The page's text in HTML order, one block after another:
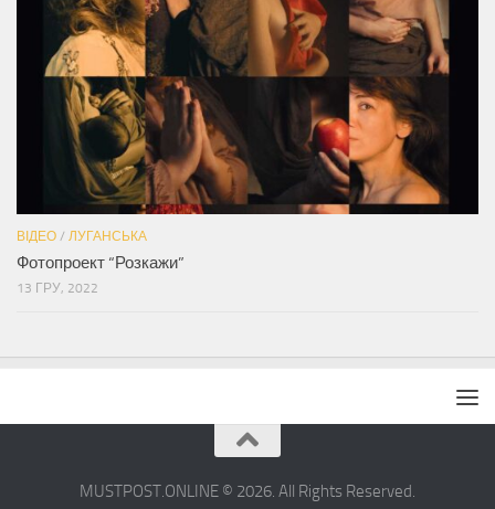
ВІДЕО / ЛУГАНСЬКА
Фотопроект “Розкажи”
13 ГРУ, 2022
MUSTPOST.ONLINE © 2026. All Rights Reserved.